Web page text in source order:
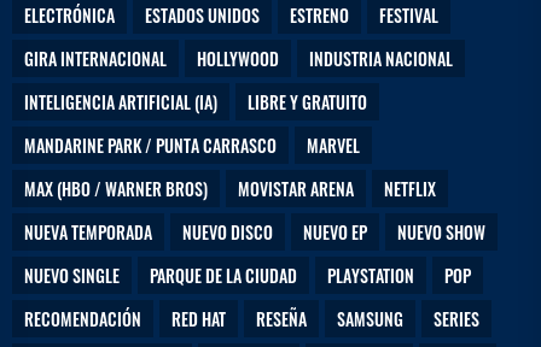
ELECTRÓNICA
ESTADOS UNIDOS ESTRENO
FESTIVAL
GIRA INTERNACIONAL
HOLLYWOOD
INDUSTRIA NACIONAL
INTELIGENCIA ARTIFICIAL (IA)
LIBRE Y GRATUITO
MANDARINE PARK / PUNTA CARRASCO
MARVEL
MAX (HBO / WARNER BROS)
MOVISTAR ARENA
NETFLIX
NUEVA TEMPORADA
NUEVO DISCO NUEVO EP
NUEVO SHOW
NUEVO SINGLE
PARQUE DE LA CIUDAD PLAYSTATION
POP
RECOMENDACIÓN
RED HAT RESEÑA SAMSUNG
SERIES